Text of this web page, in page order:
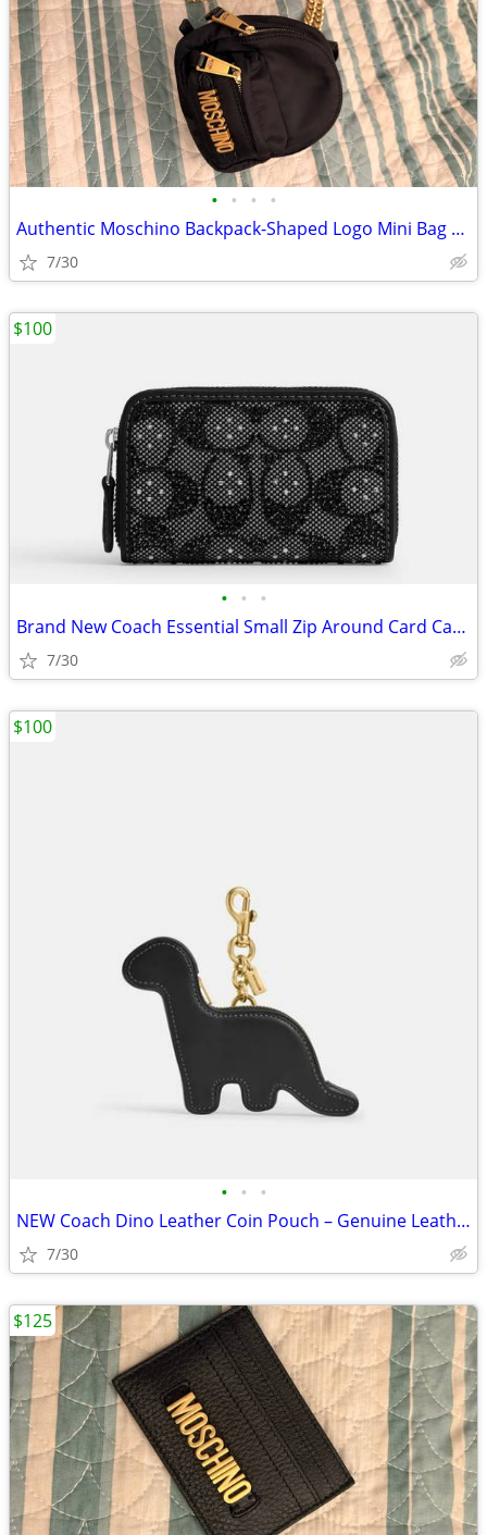
• • • •
Authentic Moschino Backpack-Shaped Logo Mini Bag – Black
7/30
• • •
Brand New Coach Essential Small Zip Around Card Case – Crystal Signatu
7/30
$100
• • •
NEW Coach Dino Leather Coin Pouch – Genuine Leather – $100 (West El Pa
7/30
$100
$125